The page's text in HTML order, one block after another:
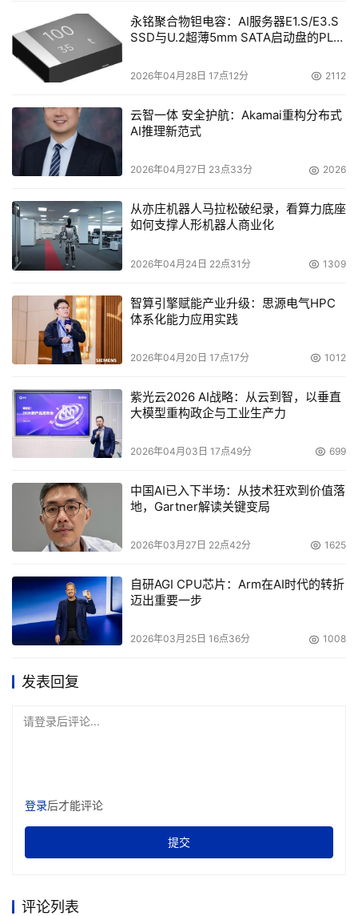
提高医疗影像场景下的小文件写读、删除、重构等性能,并
可以对容量、性能在线横向扩展,满足医院不断增长的影像
数据存储需求。
HF5000系列全闪存储构建了双活数据保护方案。两台存储
通过高速链路实时同步数据,在主存储发生故障极端情况下,
另外一台存储可以马上进行接管,不中断的提供连续的数据
证PACS业务数据安全性,分布式存储AS13000可以配置副本
功能,所有医疗数据都有两份相同的数据分布于全部分布式
存储节点上,当某节点出现故障时,可以自动切换到备用节点
上;全面保障医院关键业务7*24稳定运行不中断,更好的支撑
医院救死扶伤的职责。
江苏省淮安市第一人民医院选择全闪存储、分布式存储搭建
医院核心业务平台,消除了信息孤岛,使得不同科室的医务人
疗,提升了整个医院的管理和诊疗效率,也提高了医院服务质
量和患者满意度,加速迈向中国式现代化医院新征程,将更好
地打造长三角北部现代化医疗中心,让老百姓在家门口享受
本文来源于DOIT传媒，文章内容仅供参考，不构成投资建议。
永铭聚合物钽电容：AI服务器E1.S/E3.S
SSD与U.2超薄5mm SATA启动盘的PLP
2026年04月28日 17点12分 2112
云智一体 安全护航：Akamai重构分布式
AI推理新范式
2026年04月27日 23点33分 2026
从亦庄机器人马拉松破纪录，看算力底座
如何支撑人形机器人商业化
2026年04月24日 22点31分 1309
智算引擎赋能产业升级：思源电气HPC
体系化能力应用实践
2026年04月20日 17点17分 1012
紫光云2026 AI战略：从云到智，以垂直
大模型重构政企与工业生产力
2026年04月03日 17点49分 699
中国AI已入下半场：从技术狂欢到价值落
地，Gartner解读关键变局
2026年03月27日 22点42分 1625
自研AGI CPU芯片：Arm在AI时代的转折
迈出重要一步
2026年03月25日 16点36分 1008
发表回复
请登录后评论...
登录后才能评论
提交
评论列表